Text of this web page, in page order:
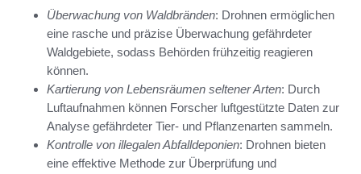
Überwachung von Waldbränden: Drohnen ermöglichen
eine rasche und präzise Überwachung gefährdeter
Waldgebiete, sodass Behörden frühzeitig reagieren
können.
Kartierung von Lebensräumen seltener Arten: Durch
Luftaufnahmen können Forscher luftgestützte Daten zur
Analyse gefährdeter Tier- und Pflanzenarten sammeln.
Kontrolle von illegalen Abfalldeponien: Drohnen bieten
eine effektive Methode zur Überprüfung und